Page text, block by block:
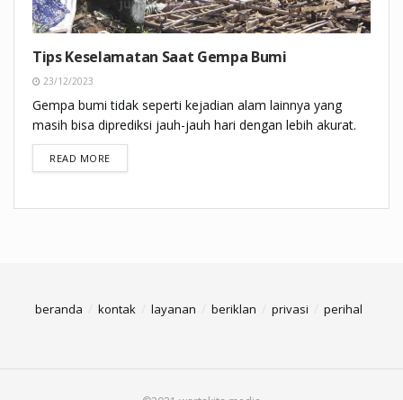
Tips Keselamatan Saat Gempa Bumi
23/12/2023
Gempa bumi tidak seperti kejadian alam lainnya yang
masih bisa diprediksi jauh-jauh hari dengan lebih akurat.
READ MOREDETAILS
beranda kontak layanan beriklan privasi perihal